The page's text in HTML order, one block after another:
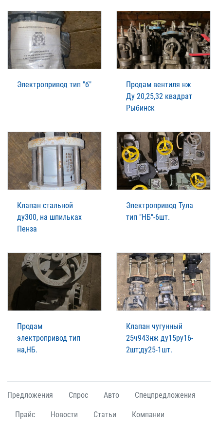
Электропривод тип "б"
Продам вентиля нж
Ду 20,25,32 квадрат
Рыбинск
Клапан стальной
ду300, на шпильках
Пенза
Электропривод Тула
тип "НБ"-6шт.
Продам
электропривод тип
на,НБ.
Клапан чугунный
25ч943нж ду15ру16-
2шт;ду25-1шт.
Предложения Спрос Авто Спецпредложения
Прайс Новости Статьи Компании